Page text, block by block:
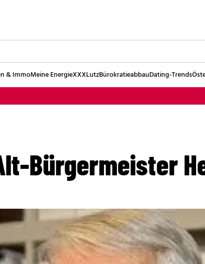
& ImmoMeine EnergieXXXLutzBürokratieabbauDating-Trends
Bürgermeister